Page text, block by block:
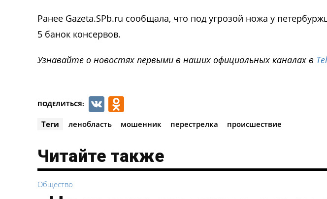
Ранее Gazeta.SPb.ru сообщала, что под угрозой ножа у
5 банок консервов.
Узнавайте о новостях первыми в наших официальных каналах в
ПОДЕЛИТЬСЯ: VK
Теги ленобласть мошенник перестрелка происшествие
Читайте также
Общество